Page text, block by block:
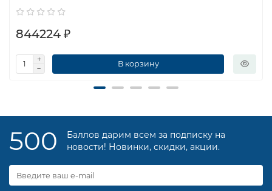
844224 ₽
В корзину
500
Баллов дарим всем за подписку на
новости! Новинки, скидки, акции.